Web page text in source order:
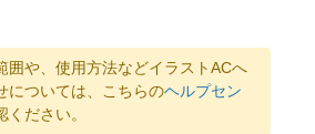
囲や、使用方法などイラストACへ
については、こちらのヘルプセン
ください。